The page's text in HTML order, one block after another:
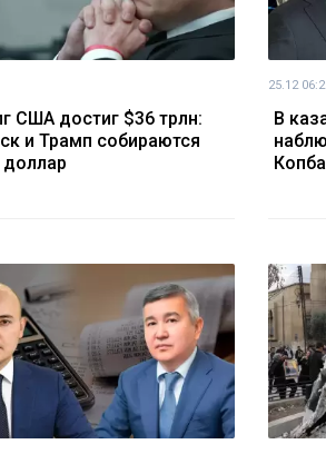
США достиг $36 трлн:
и Трамп собираются
доллар
25.12
В